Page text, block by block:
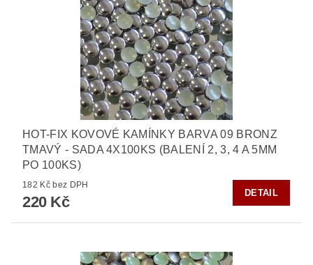
HOT-FIX KOVOVÉ KAMÍNKY BARVA 09 BRONZ
TMAVÝ - SADA 4X100KS (BALENÍ 2, 3, 4 A 5MM
PO 100KS)
182 Kč bez DPH
220 Kč
DETAIL